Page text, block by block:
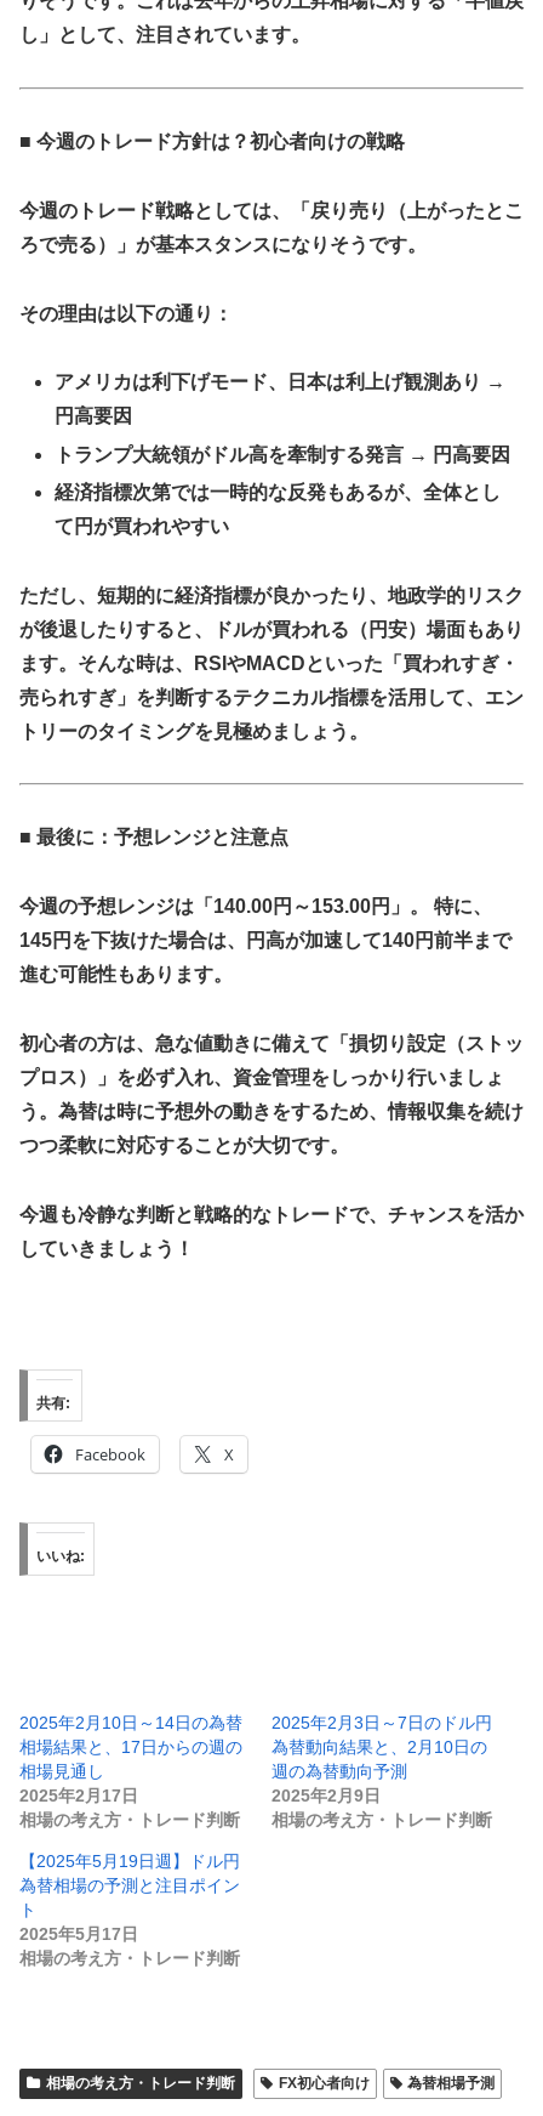
し」として、注目されています。
■ 今週のトレード方針は？初心者向けの戦略
今週のトレード戦略としては、「戻り売り（上がったとこ
ろで売る）」が基本スタンスになりそうです。
その理由は以下の通り：
アメリカは利下げモード、日本は利上げ観測あり →
円高要因
トランプ大統領がドル高を牽制する発言 → 円高要因
経済指標次第では一時的な反発もあるが、全体とし
て円が買われやすい
ただし、短期的に経済指標が良かったり、地政学的リスク
が後退したりすると、ドルが買われる（円安）場面もあり
ます。そんな時は、RSIやMACDといった「買われすぎ・
売られすぎ」を判断するテクニカル指標を活用して、エン
トリーのタイミングを見極めましょう。
■ 最後に：予想レンジと注意点
今週の予想レンジは「140.00円～153.00円」。 特に、
145円を下抜けた場合は、円高が加速して140円前半まで
進む可能性もあります。
初心者の方は、急な値動きに備えて「損切り設定（ストッ
プロス）」を必ず入れ、資金管理をしっかり行いましょ
う。為替は時に予想外の動きをするため、情報収集を続け
つつ柔軟に対応することが大切です。
今週も冷静な判断と戦略的なトレードで、チャンスを活か
していきましょう！
共有:
Facebook X
いいね:
2025年2月10日～14日の為替
相場結果と、17日からの週の
相場見通し
2025年2月17日
相場の考え方・トレード判断
2025年2月3日～7日のドル円
為替動向結果と、2月10日の
週の為替動向予測
2025年2月9日
相場の考え方・トレード判断
【2025年5月19日週】ドル円
為替相場の予測と注目ポイン
ト
2025年5月17日
相場の考え方・トレード判断
相場の考え方・トレード判断 FX初心者向け 為替相場予測